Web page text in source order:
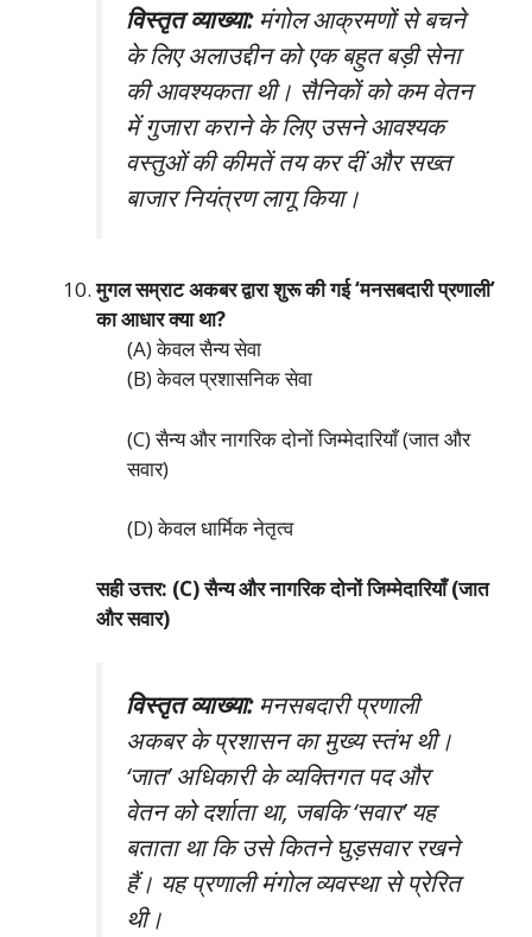
विस्तृत व्याख्या:मंगोल आक्रमणों से बचने
के लिए अलाउद्दीन को एक बहुत बड़ी सेना
की आवश्यकता थी। सैनिकों को कम वेतन
में गुजारा कराने के लिए उसने आवश्यक
वस्तुओं की कीमतें तय कर दीं और सख्त
बाजार नियंत्रण लागू किया।
मुगल सम्राट अकबर द्वारा शुरू की गई ‘मनसबदारी प्रणाली’
का आधार क्या था?
(A) केवल सैन्य सेवा
(B) केवल प्रशासनिक सेवा
(C) सैन्य और नागरिक दोनों जिम्मेदारियाँ (जात और
सवार)
(D) केवल धार्मिक नेतृत्व
सही उत्तर: (C) सैन्य और नागरिक दोनों जिम्मेदारियाँ (जात
और सवार)
विस्तृत व्याख्या:मनसबदारी प्रणाली
अकबर के प्रशासन का मुख्य स्तंभ थी।
‘जात’ अधिकारी के व्यक्तिगत पद और
वेतन को दर्शाता था, जबकि ‘सवार’ यह
बताता था कि उसे कितने घुड़सवार रखने
हैं। यह प्रणाली मंगोल व्यवस्था से प्रेरित
थी।